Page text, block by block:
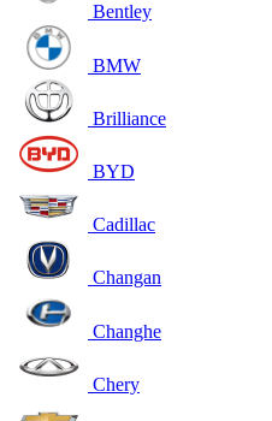
Bentley
BMW
Brilliance
BYD
Cadillac
Changan
Changhe
Chery